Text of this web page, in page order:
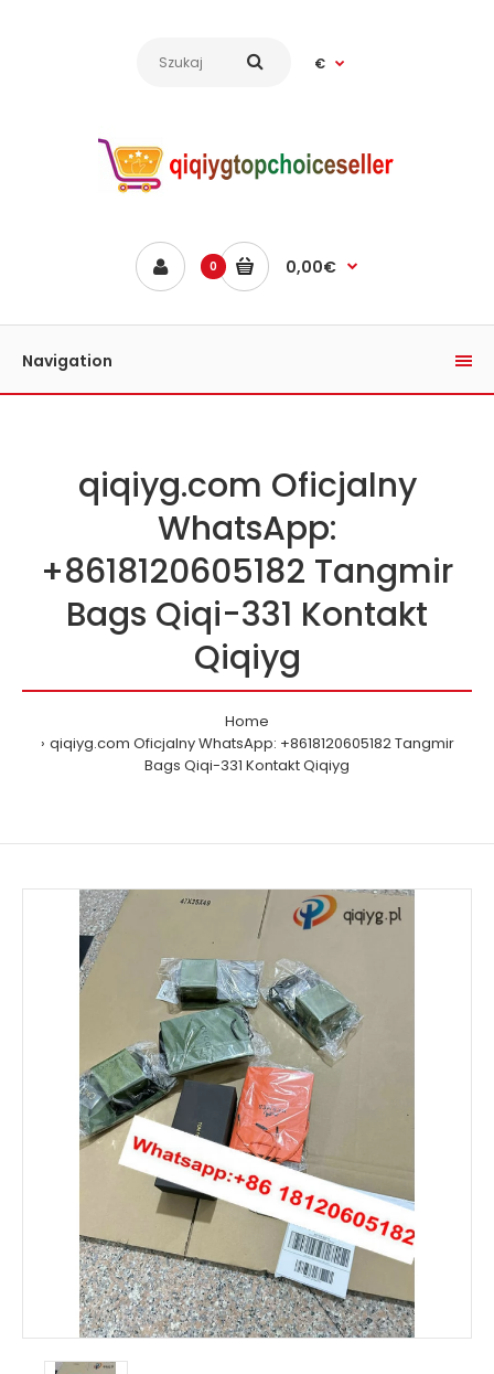
€
0 0,00€
Navigation
qiqiyg.com Oficjalny
WhatsApp:
+8618120605182 Tangmir
Bags Qiqi-331 Kontakt
Qiqiyg
Home
qiqiyg.com Oficjalny WhatsApp: +8618120605182 Tangmir
Bags Qiqi-331 Kontakt Qiqiyg